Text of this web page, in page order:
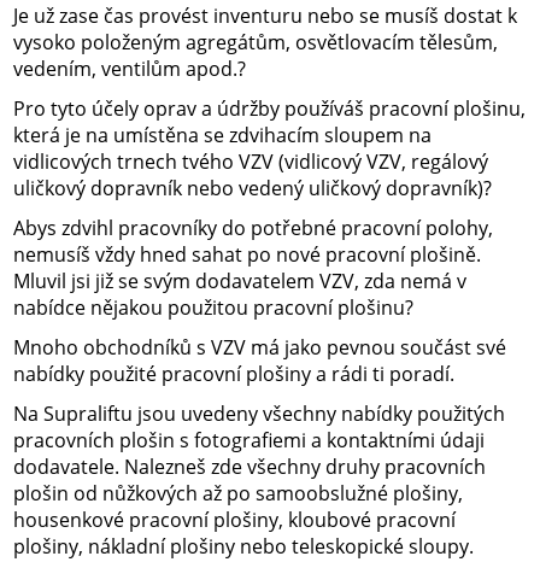
Je už zase čas provést inventuru nebo se musíš dostat k
vysoko položeným agregátům, osvětlovacím tělesům,
vedením, ventilům apod.?
Pro tyto účely oprav a údržby používáš pracovní plošinu,
která je na umístěna se zdvihacím sloupem na
vidlicových trnech tvého VZV (vidlicový VZV, regálový
uličkový dopravník nebo vedený uličkový dopravník)?
Abys zdvihl pracovníky do potřebné pracovní polohy,
nemusíš vždy hned sahat po nové pracovní plošině.
Mluvil jsi již se svým dodavatelem VZV, zda nemá v
nabídce nějakou použitou pracovní plošinu?
Mnoho obchodníků s VZV má jako pevnou součást své
nabídky použité pracovní plošiny a rádi ti poradí.
Na Supraliftu jsou uvedeny všechny nabídky použitých
pracovních plošin s fotografiemi a kontaktními údaji
dodavatele. Nalezneš zde všechny druhy pracovních
plošin od nůžkových až po samoobslužné plošiny,
housenkové pracovní plošiny, kloubové pracovní
plošiny, nákladní plošiny nebo teleskopické sloupy.